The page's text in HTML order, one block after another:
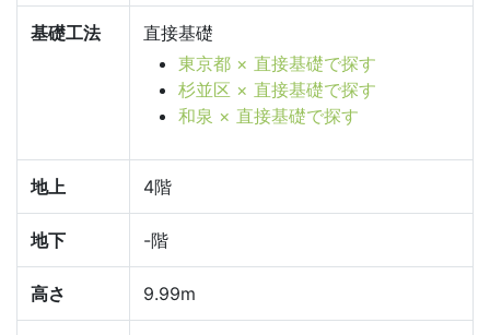
基礎工法
直接基礎
東京都 × 直接基礎で探す
杉並区 × 直接基礎で探す
和泉 × 直接基礎で探す
地上 4階
地下 -階
高さ 9.99m